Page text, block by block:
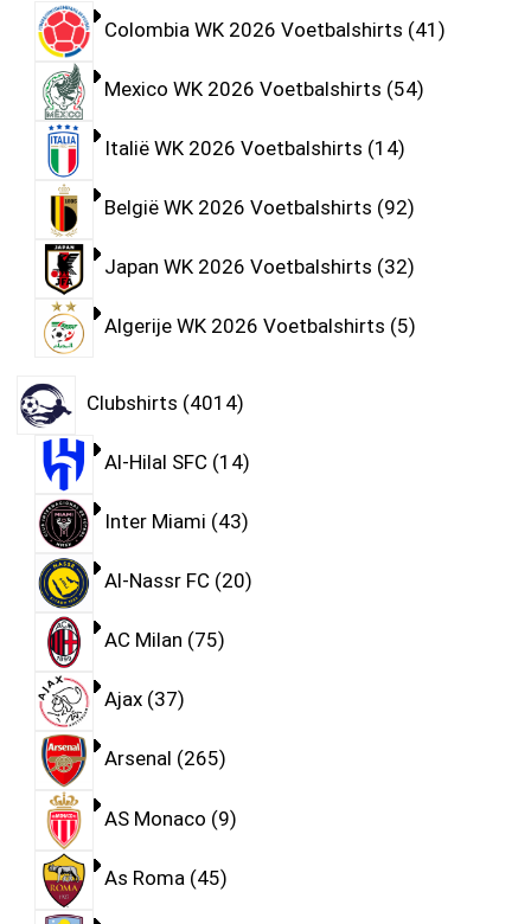
Colombia WK 2026 Voetbalshirts 41
Mexico WK 2026 Voetbalshirts 54
Italië WK 2026 Voetbalshirts 14
België WK 2026 Voetbalshirts 92
Japan WK 2026 Voetbalshirts 32
Algerije WK 2026 Voetbalshirts 5
Clubshirts 4014
Al-Hilal SFC 14
Inter Miami 43
Al-Nassr FC 20
AC Milan 75
Ajax 37
Arsenal 265
AS Monaco 9
As Roma 45